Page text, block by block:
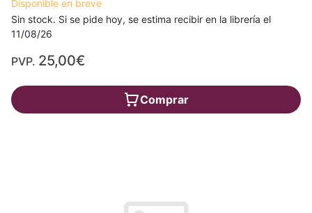
Disponible en breve
Sin stock. Si se pide hoy, se estima recibir en la librería el
11/08/26
PVP. 25,00€
Comprar